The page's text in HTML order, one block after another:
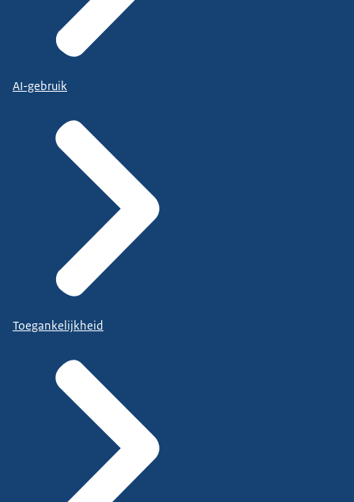
AI-gebruik
Toegankelijkheid